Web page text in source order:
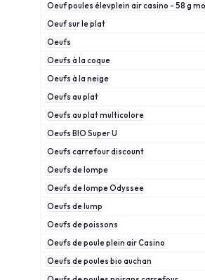
Oeuf poules élevplein air casino - 58 g
Oeuf sur le plat
Oeufs
Oeufs à la coque
Oeufs à la neige
Oeufs au plat
Oeufs au plat multicolore
Oeufs BIO Super U
Oeufs carrefour discount
Oeufs de lompe
Oeufs de lompe Odyssee
Oeufs de lump
Oeufs de poissons
Oeufs de poule plein air Casino
Oeufs de poules bio auchan